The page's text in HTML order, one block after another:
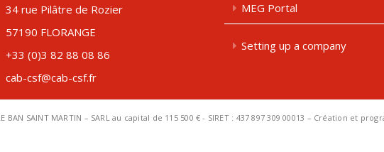
34 rue Pilâtre de Rozier
57190 FLORANGE
+33 (0)3 82 88 08 86
cab-csf@cab-csf.fr
MEG Portal
Setting up a company
BAN SAINT MARTIN – SARL au capital de 115 500 € - SIRET : 437 897 309 00013 – Création et